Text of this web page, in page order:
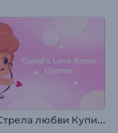
З
аставка "Стрела любви Купидона"